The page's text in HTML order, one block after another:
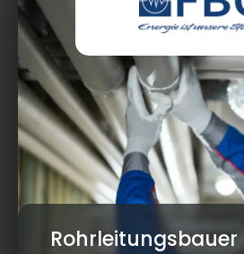
Rohrleitungsbauer